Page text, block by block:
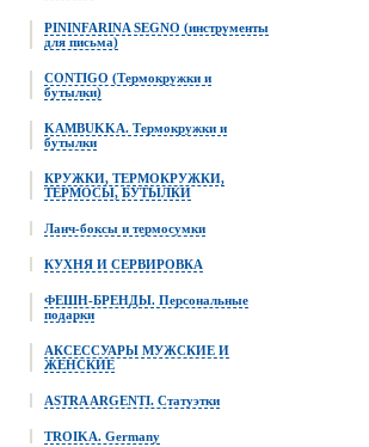
PININFARINA SEGNO (инструменты
для письма)
CONTIGO (Термокружки и
бутылки)
KAMBUKKA. Термокружки и
бутылки
КРУЖКИ, ТЕРМОКРУЖКИ,
ТЕРМОСЫ, БУТЫЛКИ
Ланч-боксы и термосумки
КУХНЯ И СЕРВИРОВКА
ФЕШН-БРЕНДЫ. Персональные
подарки
АКСЕССУАРЫ МУЖСКИЕ И
ЖЕНСКИЕ
ASTRA ARGENTI. Статуэтки
TROIKA. Germany